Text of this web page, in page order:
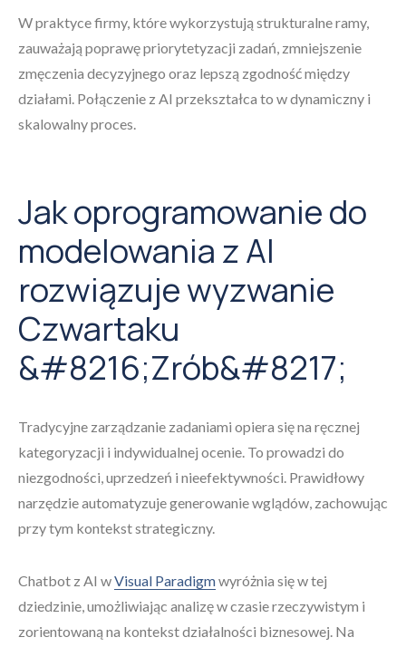
W praktyce firmy, które wykorzystują strukturalne ramy,
zauważają poprawę priorytetyzacji zadań, zmniejszenie
zmęczenia decyzyjnego oraz lepszą zgodność między
działami. Połączenie z AI przekształca to w dynamiczny i
skalowalny proces.
Jak oprogramowanie do
modelowania z AI
rozwiązuje wyzwanie
Czwartaku
&#8216;Zrób&#8217;
Tradycyjne zarządzanie zadaniami opiera się na ręcznej
kategoryzacji i indywidualnej ocenie. To prowadzi do
niezgodności, uprzedzeń i nieefektywności. Prawidłowy
narzędzie automatyzuje generowanie wglądów, zachowując
przy tym kontekst strategiczny.
Chatbot z AI wVisual Paradigmwyróżnia się w tej
dziedzinie, umożliwiając analizę w czasie rzeczywistym i
zorientowaną na kontekst działalności biznesowej. Na